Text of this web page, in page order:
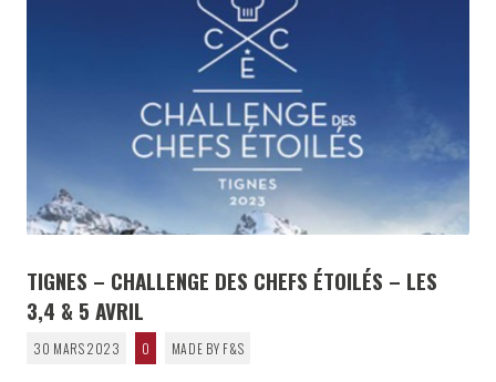
TIGNES – CHALLENGE DES CHEFS ÉTOILÉS – LES
3,4 & 5 AVRIL
30 MARS 2023 0 MADE BY F&S